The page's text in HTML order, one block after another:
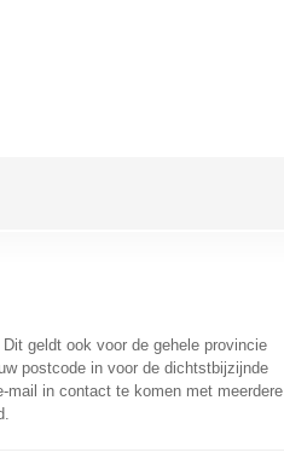
geldt ook voor de gehele provincie
postcode in voor de dichtstbijzijnde
in contact te komen met meerdere